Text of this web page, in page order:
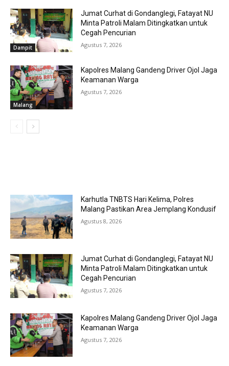
Dampit
Jumat Curhat di Gondanglegi, Fatayat NU
Minta Patroli Malam Ditingkatkan untuk
Cegah Pencurian
Agustus 7, 2026
Malang
Kapolres Malang Gandeng Driver Ojol Jaga
Keamanan Warga
Agustus 7, 2026
Karhutla TNBTS Hari Kelima, Polres
Malang Pastikan Area Jemplang Kondusif
Agustus 8, 2026
Jumat Curhat di Gondanglegi, Fatayat NU
Minta Patroli Malam Ditingkatkan untuk
Cegah Pencurian
Agustus 7, 2026
Kapolres Malang Gandeng Driver Ojol Jaga
Keamanan Warga
Agustus 7, 2026